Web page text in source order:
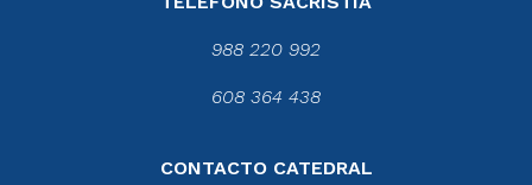
988 220 992
608 364 438
CONTACTO CATEDRAL